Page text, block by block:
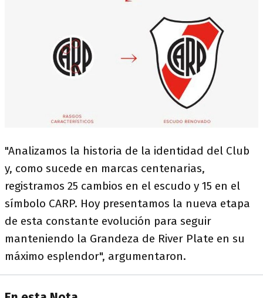
"Analizamos la historia de la identidad del Club
y, como sucede en marcas centenarias,
registramos 25 cambios en el escudo y 15 en el
símbolo CARP. Hoy presentamos la nueva etapa
de esta constante evolución para seguir
manteniendo la Grandeza de River Plate en su
máximo esplendor", argumentaron.